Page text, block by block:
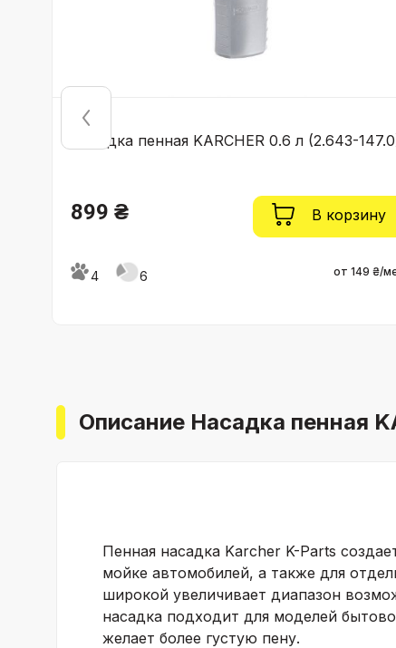
Насадка пенная KARCHER 0.6 л (2.643-
899 ₴ В корзину
4 6 от 149 ₴/
Описание Насадка пенная
Пенная насадка Karcher K-Parts
мойке автомобилей, а также для
широкой увеличивает диапазон
насадка подходит для моделей
желает более густую пену.